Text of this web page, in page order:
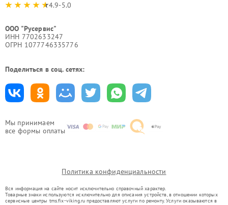
Мы принимаем
все формы оплаты
4.9-5.0
ООО "Русервис"
ИНН 7702633247
ОГРН 1077746335776
Поделиться в соц. сетях:
Политика конфиденциальности
Вся информация на сайте носит исключительно справочный характер.
Товарные знаки используются исключительно для описания устройств, в отношении которых
сервисные центры tms.fix-viking.ru предоставляют услуги по ремонту. Услуги оказываются в